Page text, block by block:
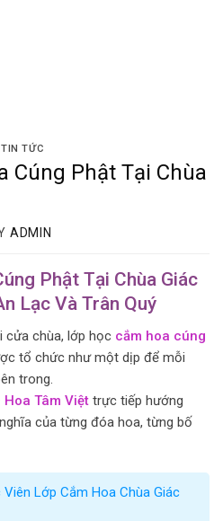
TIN TỨC
Cúng Phật Tại Chùa
ADMIN
Phật Tại Chùa Giác
Lạc Và Trân Quý
cửa chùa, lớp học cắm hoa cúng
tổ chức như một dịp để mỗi
trong.
Hoa Tâm Việt trực tiếp hướng
của từng đóa hoa, từng bố
Lớp Cắm Hoa Chùa Giác